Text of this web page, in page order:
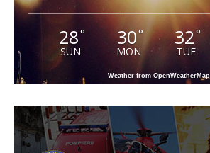
28°
SUN
30°
MON
32°
TUE
Weather from OpenWeatherMap